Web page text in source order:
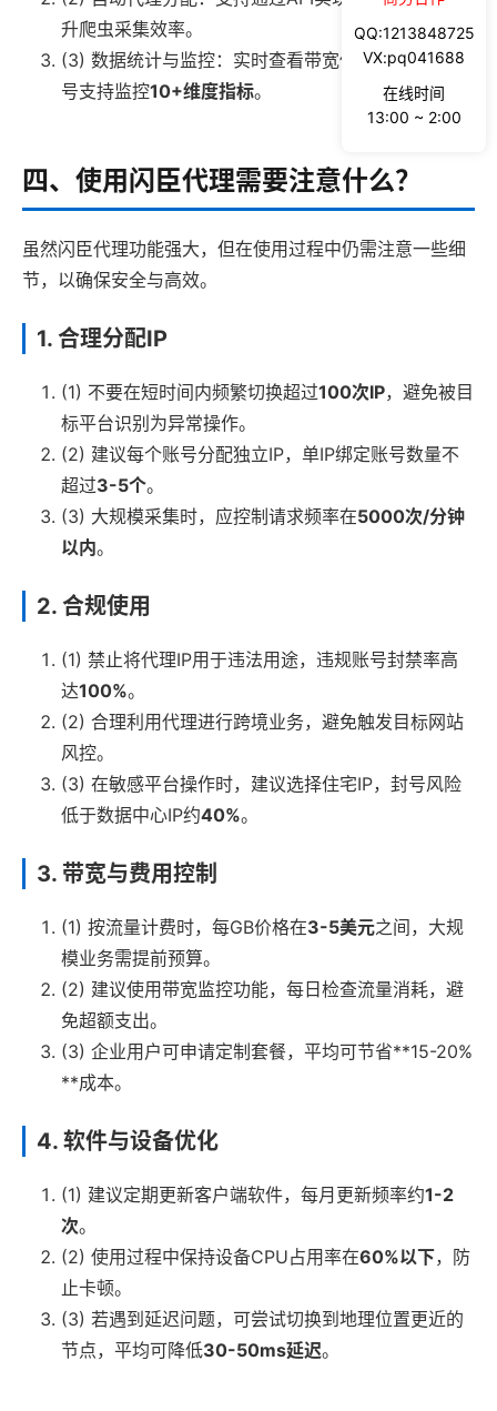
升爬虫采集效率。
(3) 数据统计与监控：实时查看带宽使用情况，单账
号支持监控10+维度指标。
四、使用闪臣代理需要注意什么？
虽然闪臣代理功能强大，但在使用过程中仍需注意一些细
节，以确保安全与高效。
1. 合理分配IP
(1) 不要在短时间内频繁切换超过100次IP，避免被目
标平台识别为异常操作。
(2) 建议每个账号分配独立IP，单IP绑定账号数量不
超过3-5个。
(3) 大规模采集时，应控制请求频率在5000次/分钟
以内。
2. 合规使用
(1) 禁止将代理IP用于违法用途，违规账号封禁率高
达100%。
(2) 合理利用代理进行跨境业务，避免触发目标网站
风控。
(3) 在敏感平台操作时，建议选择住宅IP，封号风险
低于数据中心IP约40%。
3. 带宽与费用控制
(1) 按流量计费时，每GB价格在3-5美元之间，大规
模业务需提前预算。
(2) 建议使用带宽监控功能，每日检查流量消耗，避
免超额支出。
(3) 企业用户可申请定制套餐，平均可节省**15-20%
**成本。
4. 软件与设备优化
(1) 建议定期更新客户端软件，每月更新频率约1-2
次。
(2) 使用过程中保持设备CPU占用率在60%以下，防
止卡顿。
(3) 若遇到延迟问题，可尝试切换到地理位置更近的
节点，平均可降低30-50ms延迟。
QQ:1213848725
VX:pq041688
在线时间
13:00 ~ 2:00